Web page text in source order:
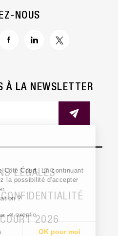
NOUS
À LA NEWSLETTER
LÉGALES
2026
le site Côté Court. En continuant
avez la possibilité d'accepter
navigation ?
par
choisis OK pour moi